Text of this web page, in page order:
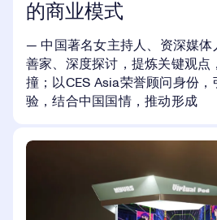
的商业模式
— 中国著名女主持人、资深媒体
善家、深度探讨，提炼关键观点
撞；以CES Asia荣誉顾问身份
验，结合中国国情，推动形成